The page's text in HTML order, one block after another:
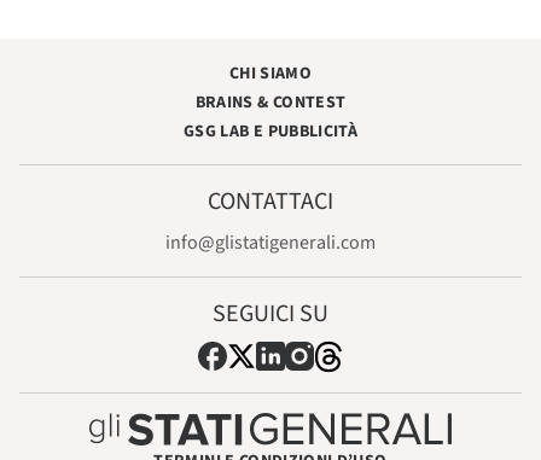
CHI SIAMO
BRAINS & CONTEST
GSG LAB E PUBBLICITÀ
CONTATTACI
info@glistatigenerali.com
SEGUICI SU